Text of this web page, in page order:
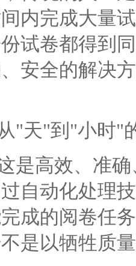
内完成大量
试卷都得到
安全的解决
天"到"小时"
高效、准确
自动化处理
成的阅卷任
是以牺牲质